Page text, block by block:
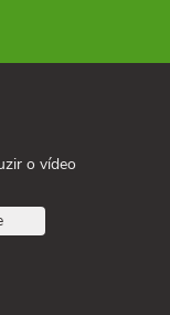
o vídeo